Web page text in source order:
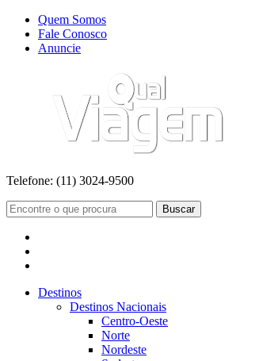
Quem Somos
Fale Conosco
Anuncie
Telefone: (11) 3024-9500
Buscar
Destinos
Destinos Nacionais
Centro-Oeste
Norte
Nordeste